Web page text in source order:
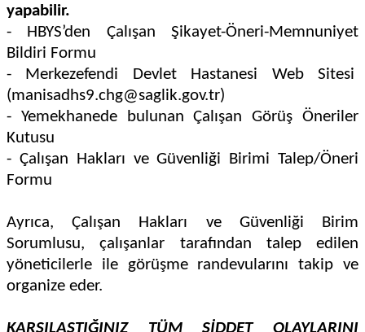
yapabilir.
- HBYS’den Çalışan Şikayet-Öneri-Memnuniyet
Bildiri Formu
- Merkezefendi Devlet Hastanesi Web Sitesi
(manisadhs9.chg@saglik.gov.tr)
- Yemekhanede bulunan Çalışan Görüş Öneriler
Kutusu
- Çalışan Hakları ve Güvenliği Birimi Talep/Öneri
Formu
Ayrıca, Çalışan Hakları ve Güvenliği Birim
Sorumlusu, çalışanlar tarafından talep edilen
yöneticilerle ile görüşme randevularını takip ve
organize eder.
KARŞILAŞTIĞINIZ TÜM ŞİDDET OLAYLARINI